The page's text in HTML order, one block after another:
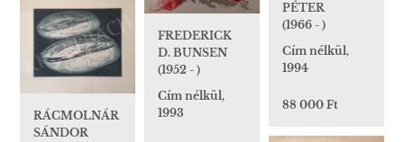
PÉTER
(1966 - )
Cím nélkül,
1994
88 000 Ft
FREDERICK
D. BUNSEN
(1952 - )
Cím nélkül,
1993
RÁCMOLNÁR
SÁNDOR